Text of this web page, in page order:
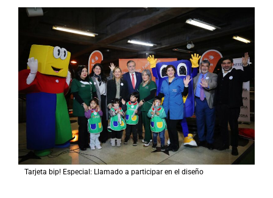
Tarjeta bip! Especial: Llamado a participar en el diseño